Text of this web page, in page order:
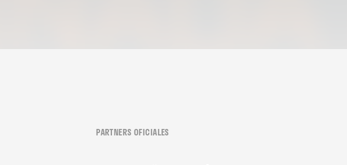
PARTNERS OFICIALES